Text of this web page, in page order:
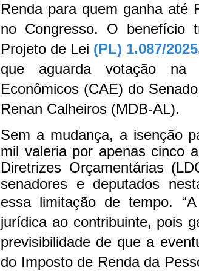
Renda para quem ganha até
no Congresso. O benefício
Projeto de Lei (PL) 1.087/2025
que aguarda votação na
Econômicos (CAE) do
Renan Calheiros (MDB-AL).
Sem a mudança, a isenção
mil valeria por apenas cinco
Diretrizes Orçamentárias
senadores e deputados
essa limitação de tempo.
jurídica ao contribuinte, pois
previsibilidade de que a
do Imposto de Renda da